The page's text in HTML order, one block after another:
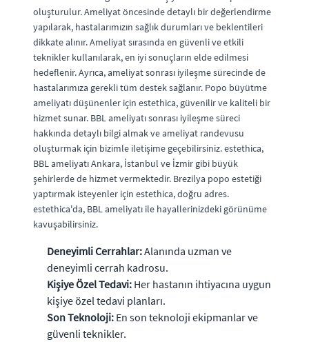
oluşturulur. Ameliyat öncesinde detaylı bir değerlendirme
yapılarak, hastalarımızın sağlık durumları ve beklentileri
dikkate alınır. Ameliyat sırasında en güvenli ve etkili
teknikler kullanılarak, en iyi sonuçların elde edilmesi
hedeflenir. Ayrıca, ameliyat sonrası iyileşme sürecinde de
hastalarımıza gerekli tüm destek sağlanır. Popo büyütme
ameliyatı düşünenler için estethica, güvenilir ve kaliteli bir
hizmet sunar. BBL ameliyatı sonrası iyileşme süreci
hakkında detaylı bilgi almak ve ameliyat randevusu
oluşturmak için bizimle iletişime geçebilirsiniz. estethica,
BBL ameliyatı Ankara, İstanbul ve İzmir gibi büyük
şehirlerde de hizmet vermektedir. Brezilya popo estetiği
yaptırmak isteyenler için estethica, doğru adres.
estethica'da, BBL ameliyatı ile hayallerinizdeki görünüme
kavuşabilirsiniz.
Deneyimli Cerrahlar:Alanında uzman ve
deneyimli cerrah kadrosu.
Kişiye Özel Tedavi: Her hastanın ihtiyacına uygun
kişiye özel tedavi planları.
Son Teknoloji: En son teknoloji ekipmanlar ve
güvenli teknikler.